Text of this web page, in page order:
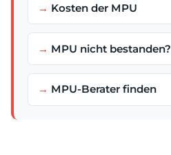
Kosten der MPU
MPU nicht bestanden?
MPU-Berater finden